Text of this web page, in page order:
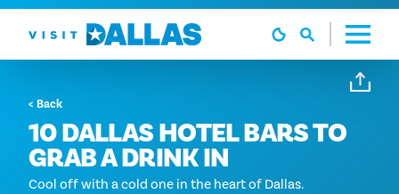
Langsung ke isi
< Back
10 DALLAS HOTEL BARS TO
GRAB A DRINK IN
Cool off with a cold one in the heart of Dallas.